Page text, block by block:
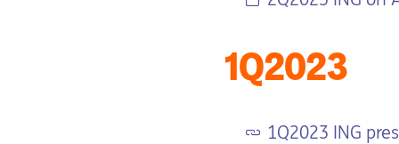
1Q2023
1Q2023 ING